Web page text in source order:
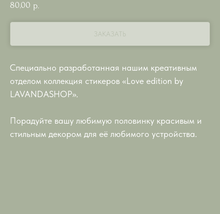
80,00 р.
ЗАКАЗАТЬ
Специально разработанная нашим креативным
отделом коллекция стикеров «Love edition by
LAVANDASHOP».
Порадуйте вашу любимую половинку красивым и
стильным декором для её любимого устройства.